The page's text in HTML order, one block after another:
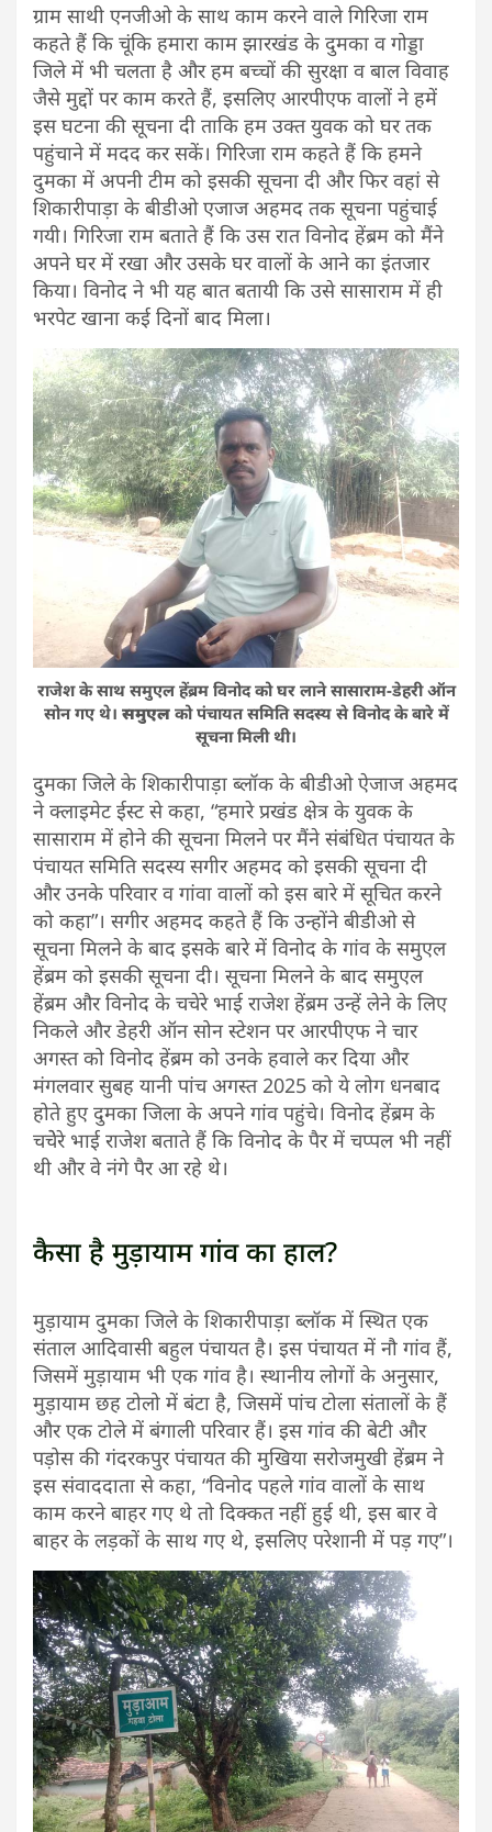
ग्राम साथी एनजीओ के साथ काम करने वाले गिरिजा राम
कहते हैं कि चूंकि हमारा काम झारखंड के दुमका व गोड्डा
जिले में भी चलता है और हम बच्चों की सुरक्षा व बाल विवाह
जैसे मुद्दों पर काम करते हैं, इसलिए आरपीएफ वालों ने हमें
इस घटना की सूचना दी ताकि हम उक्त युवक को घर तक
पहुंचाने में मदद कर सकें। गिरिजा राम कहते हैं कि हमने
दुमका में अपनी टीम को इसकी सूचना दी और फिर वहां से
शिकारीपाड़ा के बीडीओ एजाज अहमद तक सूचना पहुंचाई
गयी। गिरिजा राम बताते हैं कि उस रात विनोद हेंब्रम को मैंने
अपने घर में रखा और उसके घर वालों के आने का इंतजार
किया। विनोद ने भी यह बात बतायी कि उसे सासाराम में ही
भरपेट खाना कई दिनों बाद मिला।
राजेश के साथ समुएल हेंब्रम विनोद को घर लाने सासाराम-डेहरी ऑन
सोन गए थे। समुएल को पंचायत समिति सदस्य से विनोद के बारे में
सूचना मिली थी।
दुमका जिले के शिकारीपाड़ा ब्लॉक के बीडीओ ऐजाज अहमद
ने क्लाइमेट ईस्ट से कहा, “हमारे प्रखंड क्षेत्र के युवक के
सासाराम में होने की सूचना मिलने पर मैंने संबंधित पंचायत के
पंचायत समिति सदस्य सगीर अहमद को इसकी सूचना दी
और उनके परिवार व गांवा वालों को इस बारे में सूचित करने
को कहा”। सगीर अहमद कहते हैं कि उन्होंने बीडीओ से
सूचना मिलने के बाद इसके बारे में विनोद के गांव के समुएल
हेंब्रम को इसकी सूचना दी। सूचना मिलने के बाद समुएल
हेंब्रम और विनोद के चचेरे भाई राजेश हेंब्रम उन्हें लेने के लिए
निकले और डेहरी ऑन सोन स्टेशन पर आरपीएफ ने चार
अगस्त को विनोद हेंब्रम को उनके हवाले कर दिया और
मंगलवार सुबह यानी पांच अगस्त 2025 को ये लोग धनबाद
होते हुए दुमका जिला के अपने गांव पहुंचे। विनोद हेंब्रम के
चचेेरे भाई राजेश बताते हैं कि विनोद के पैर में चप्पल भी नहीं
थी और वे नंगे पैर आ रहे थे।
कैसा है मुड़ायाम गांव का हाल?
मुड़ायाम दुमका जिले के शिकारीपाड़ा ब्लॉक में स्थित एक
संताल आदिवासी बहुल पंचायत है। इस पंचायत में नौ गांव हैं,
जिसमें मुड़ायाम भी एक गांव है। स्थानीय लोगों के अनुसार,
मुड़ायाम छह टोलो में बंटा है, जिसमें पांच टोला संतालों के हैं
और एक टोले में बंगाली परिवार हैं। इस गांव की बेटी और
पड़ोस की गंदरकपुर पंचायत की मुखिया सरोजमुखी हेंब्रम ने
इस संवाददाता से कहा, “विनोद पहले गांव वालों के साथ
काम करने बाहर गए थे तो दिक्कत नहीं हुई थी, इस बार वे
बाहर के लड़कों के साथ गए थे, इसलिए परेशानी में पड़ गए”।